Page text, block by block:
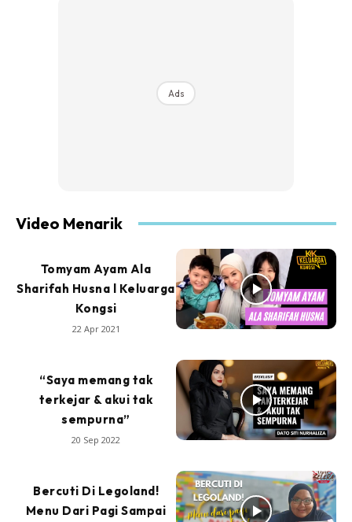
Ads
Video Menarik
Tomyam Ayam Ala
Sharifah Husna l Keluarga
Kongsi
22 Apr 2021
“Saya memang tak
terkejar & akui tak
sempurna”
20 Sep 2022
Bercuti Di Legoland!
Menu Dari Pagi Sampai